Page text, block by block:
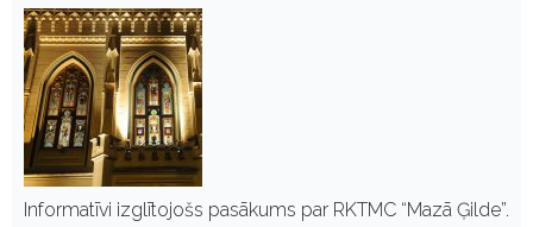
Informatīvi izglītojošs pasākums par RKTMC “Mazā Ģilde”.